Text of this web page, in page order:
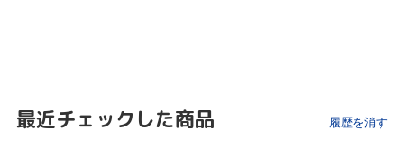
最近チェックした商品 履歴を消す